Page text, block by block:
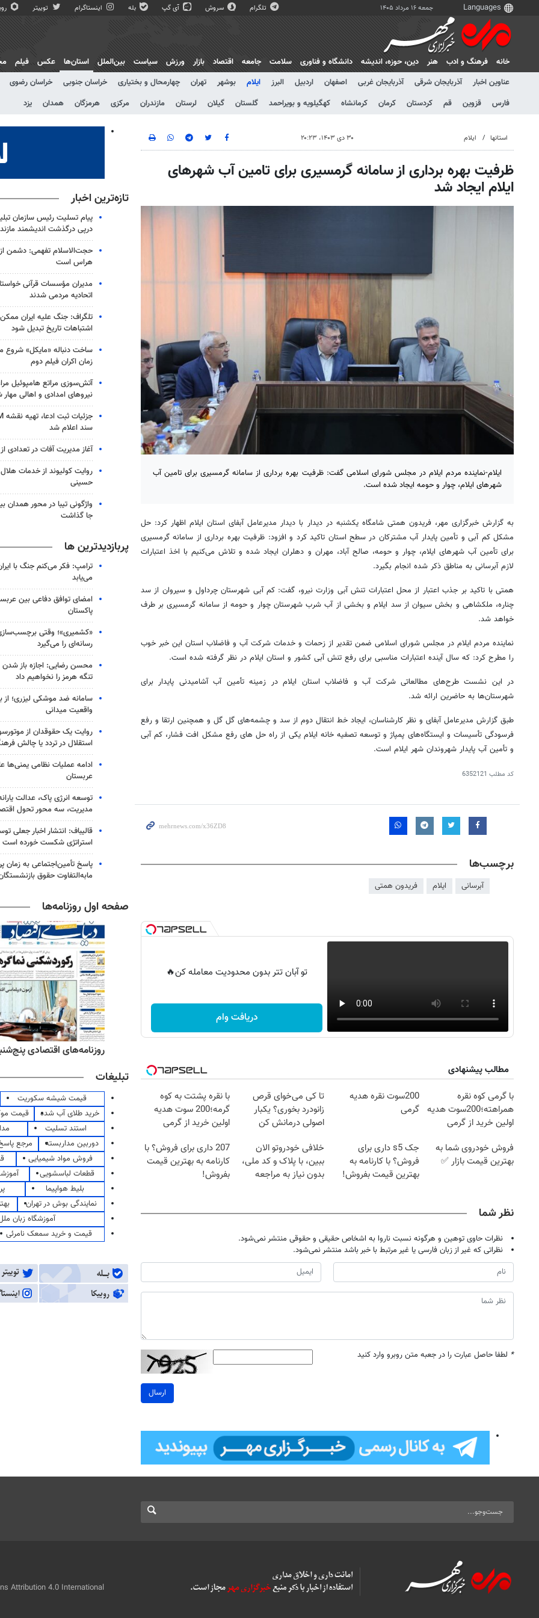
جمعه ۱۶ مرداد ۱۴۰۵ تلگرام سروش آی گپ بله اینستاگرام توییتر
خانه فرهنگ و ادب هنر دين، حوزه، انديشه دانشگاه و فناوری سلامت جامعه اقتصاد بازار ورزش سیاست بین‌الملل
استان‌ها
عناوین اخبار
آذربایجان شرقی آذربایجان غربی اصفهان اردبیل البرز ایلام بوشهر تهران چهارمحال و بختیاری خراسان جنوبی خراسان رضوی
فارس
قزوین قم کردستان کرمان کرمانشاه کهگیلویه و بویراحمد گلستان گیلان لرستان مازندران مرکزی هرمزگان همدان یزد
عکس فیلم
استانها ایلام ۳۰ دی ۱۴۰۳، ۲۰:۲۳
ظرفیت بهره برداری از سامانه گرمسیری برای تامین آب شهرهای
ایلام ایجاد شد
ایلام-نماینده مردم ایلام در مجلس شورای اسلامی گفت: ظرفیت بهره برداری از سامانه گرمسیری برای تامین آب
شهرهای ایلام، چوار و حومه ایجاد شده است.
به گزارش خبرگزاری مهر، فریدون همتی شامگاه یکشنبه در دیدار با دیدار مدیرعامل آبفای استان ایلام اظهار کرد: حل
مشکل کم آبی و تأمین پایدار آب مشترکان در سطح استان تاکید کرد و افزود: ظرفیت بهره برداری از سامانه گرمسیری
برای تأمین آب شهرهای ایلام، چوار و حومه، صالح آباد، مهران و دهلرانایجاد شدهو تلاش می‌کنیم با اخذاعتبارات
لازم آبرسانی به مناطق ذکر شده انجام بگیرد.
همتی با تاکید بر جذب اعتبار از محل اعتبارات تنش آبی وزارت نیرو، گفت: کم آبی شهرستان چرداول و سیروان از سد
چناره، ملکشاهی و بخش سیوان از سد ایلام و بخشی از آب شرب شهرستان چوار و حومه از سامانه گرمسیری بر طرف
خواهد شد.
نماینده مردم ایلام در مجلس شورای اسلامی ضمن تقدیر از زحمات و خدمات شرکت آب و فاضلاب استان این خبر خوب
را مطرح کرد: که سال آینده اعتبارات مناسبی برای رفع تنش آبی کشور و استان ایلام در نظر گرفته شده است.
در این نشست طرح‌های مطالعاتی شرکت آب و فاضلاب استان ایلام در زمینه تأمین آب آشامیدنی پایدار برای
شهرستان‌ها به حاضرین ارائه شد.
طبق گزارش مدیرعامل آبفای و نظر کارشناسان، ایجاد خط انتقال دوم از سد و چشمه‌های گل گل و همچنین ارتقا و رفع
فرسودگی تأسیسات و ایستگاه‌های پمپاژ و توسعه تصفیه خانه ایلام یکی از راه حل های رفع مشکل افت فشار، کم آبی
و تأمین آب پایدار شهروندان شهر ایلام است.
کد مطلب 6352121
برچسب‌ها
آبرسانی ایلام فریدون همتی
تو آبان تتر بدون محدودیت معامله کن🔥
دریافت وام
مطالب پیشنهادی
با گرمی کوه نقره
همراهته؛200سوت هدیه
اولین خرید از گرمی
200سوت نقره هدیه
گرمی
تا کی می‌خوای قرص
زانودرد بخوری؟ یکبار
اصولی درمانش کن
با نقره پشتت به کوه
گرمه؛200 سوت هدیه
اولین خرید از گرمی
فروش خودروی شما به
بهترین قیمت بازار ✅
جک s5 داری برای
فروش؟ با کارنامه به
بهترین قیمت بفروش!
خلافی خودروتو الان
ببین، با پلاک و کد ملی،
بدون نیاز به مراجعه
207 داری برای فروش؟ با
کارنامه به بهترین قیمت
بفروش!
نظر شما
نظرات حاوی توهین و هرگونه نسبت ناروا به اشخاص حقیقی و حقوقی منتشر نمی‌شود.
نظراتی که غیر از زبان فارسی یا غیر مرتبط با خبر باشد منتشر نمی‌شود.
* لطفا حاصل عبارت را در جعبه متن روبرو وارد کنید
ارسال
تازه‌ترین اخبار
پیام تسلیت رئیس سازمان
درپی درگذشت اندیشمند
حجت‌الاسلام تفهمی: دشمن از
هراس است
مدیران مؤسسات قرآنی
اتحادیه‌ مردمی شدند
تلگراف: جنگ علیه ایران
اشتباهات تاریخ تبدیل شود
ساخت دنباله «مایکل» شروع
زمان اکران فیلم دوم
آتش‌سوزی مراتع هامپوئیل
نیروهای امدادی و اهالی
سند اعلام شد
آغاز مدیریت آفات در تعدادی
روایت کولیوند از خدمات
حسینی
جا گذاشت
پربازدیدترین ها
ترامپ: فکر می‌کنم جنگ با
می‌یابد
امضای توافق دفاعی بین
پاکستان
«کشمیری»؛ وقتی
رسانه‌ای را می‌گیرد
محسن رضایی: اجازه باز
تنگه هرمز را نخواهیم داد
سامانه ضد موشکی لیزری؛ از
واقعیت میدانی
روایت یک حقوقدان از
استقلال در تردد یا چالش
ادامه عملیات نظامی یمنی‌ها
عربستان
توسعه انرژی پاک، عدالت
مدیریت، سه محور تحول
قالیباف: انتشار اخبار جعلی
استراتژی شکست خورده است
پاسخ تأمین‌اجتماعی به زمان
مابه‌التفاوت حقوق
صفحه اول روزنامه‌ها
روزنامه‌های اقتصادی پنج‌شنبه ۱۵ مرداد
تبلیغات
قیمت شیشه سکوریت
خرید طلای آب شده
قیمت
استند تسلیت
دوربین مداربسته
مرجع
فروش مواد شیمیایی
قطعات لباسشویی
بلیط هواپیما
نمایندگی بوش در تهران
آموزشگاه زبان
قیمت و خرید سمعک نامرئی
Attribution 4.0 International